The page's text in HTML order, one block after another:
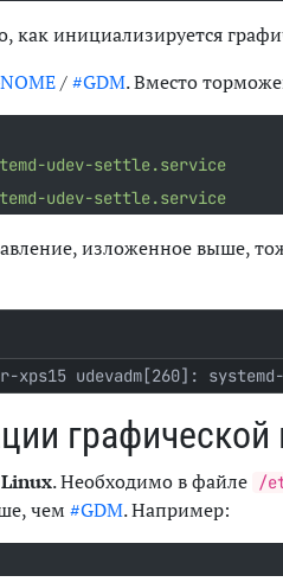
как инициализируется
/#GDM. Вместо
udev-settle.service
udev-settle.service
изложенное выше,
xps15 udevadm[260]:
. Необходимо в файле /
чем#GDM. Например: